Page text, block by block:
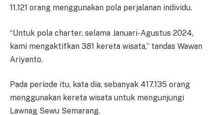
11.121 orang menggunakan pola perjalanan individu.
“Untuk pola charter, selama Januari-Agustus 2024,
kami mengaktifkan 381 kereta wisata,” tandas Wawan
Ariyanto.
Pada periode itu, kata dia, sebanyak 417.135 orang
menggunakan kereta wisata untuk mengunjungi
Lawnag Sewu Semarang.